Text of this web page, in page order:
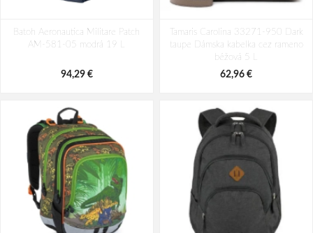
AM-580-05 modrá 22 L
Rosé 35 l
49,10 €
Batoh Aeronautica Militare Patch
AM-581-05 modrá 19 L
94,29 €
Tamaris Carolina 33271-950 Dark
taupe Dámska kabelka cez rameno
béžová 5 L
62,96 €